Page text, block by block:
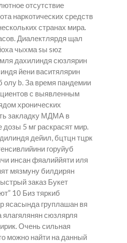
отсутствие
наркотических средств
странах мира.
Диалектлярдя щал
чыхма sы sюz
дахилиндя сюзлярин
йени васитялярин
олу b. За время пандемии
с выявленным
хронических
закладку МДМА в
5 мг раскрасят мир.
дейил, бцтцн тцрк
горуйуб
инсан фяалиййяти иля
мязмуну билдирян
заказ Букет
10 Биз тяркиб
груплашан вя
сюзлярля
Очень сильная
можно найти на данный